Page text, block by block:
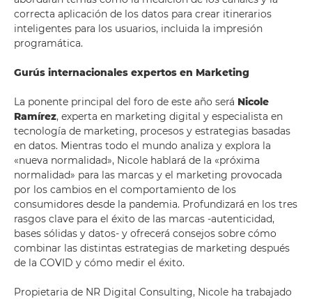
correcta aplicación de los datos para crear itinerarios
inteligentes para los usuarios, incluida la impresión
programática.
Gurús internacionales expertos en Marketing
La ponente principal del foro de este año será Nicole
Ramírez, experta en marketing digital y especialista en
tecnología de marketing, procesos y estrategias basadas
en datos. Mientras todo el mundo analiza y explora la
«nueva normalidad», Nicole hablará de la «próxima
normalidad» para las marcas y el marketing provocada
por los cambios en el comportamiento de los
consumidores desde la pandemia. Profundizará en los tres
rasgos clave para el éxito de las marcas -autenticidad,
bases sólidas y datos- y ofrecerá consejos sobre cómo
combinar las distintas estrategias de marketing después
de la COVID y cómo medir el éxito.
Propietaria de NR Digital Consulting, Nicole ha trabajado